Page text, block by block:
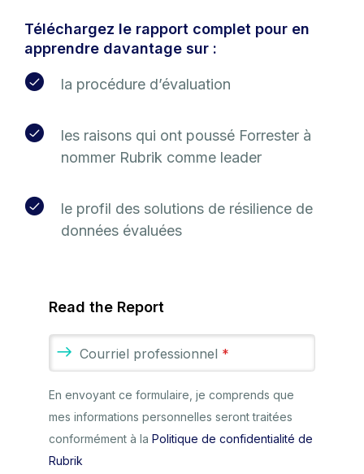
Téléchargez le rapport complet pour en
apprendre davantage sur :
la procédure d’évaluation
les raisons qui ont poussé Forrester à
nommer Rubrik comme leader
le profil des solutions de résilience de
données évaluées
Read the Report
Courriel professionnel *
En envoyant ce formulaire, je comprends que
mes informations personnelles seront traitées
conformément à la Politique de confidentialité de
Rubrik